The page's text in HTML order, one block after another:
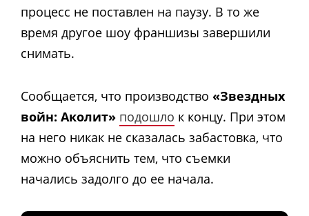
процесс не поставлен на паузу. В то же
время другое шоу франшизы завершили
снимать.
Сообщается, что производство «Звездных
войн: Аколит» подошло к концу. При этом
на него никак не сказалась забастовка, что
можно объяснить тем, что съемки
начались задолго до ее начала.